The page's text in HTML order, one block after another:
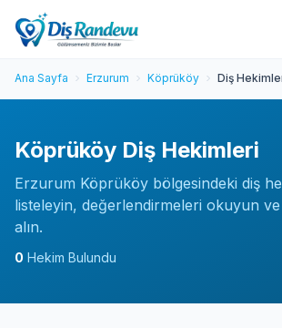
Ana Sayfa Erzurum Köprüköy Diş
Köprüköy Diş Hekimleri
Erzurum Köprüköy bölgesindeki diş
listeleyin, değerlendirmeleri okuyun
alın.
0 Hekim Bulundu